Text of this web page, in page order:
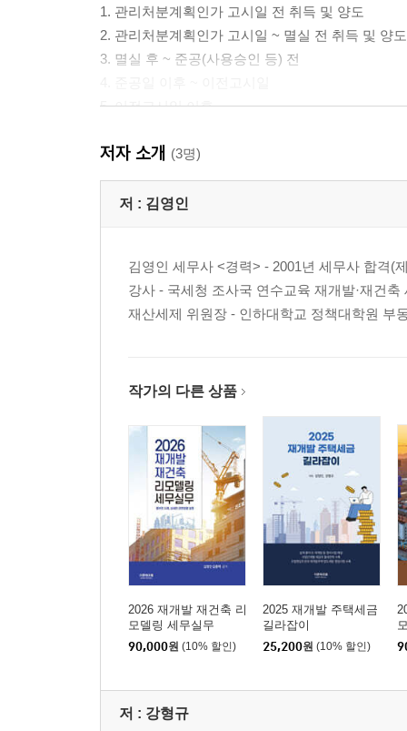
1. 관리처분계획인가 고시일 전 취득 및 양도
2. 관리처분계획인가 고시일 ~ 멸실 전 취득 및 양도
3. 멸실 후 ~ 준공(사용승인 등) 전
5. 이전고시일 이후
제3장
취득세 편
1. 기본 사항
4. 무주택자인 개인이 주택을 유상으로 취득 시 내
5. 하나의 주택등 보유 중 두번째 집을 살 때 내야하
6. 두 개의 주택등 보유 중 세번째 주택을 취득하는
9. 중과세 규정과 다주택 등 취득세 중과세 규정이
10. 장기일반민간임대주택 등에 대한 감면
11. 재개발 등 주택의 취득세
양도소득세 편
1. 기본 사항
2. 주택의 양도 시 비과세
3. 거주주택 양도 시 비과세 특례
4. 조합원입주권의 양도 시 비과세 특례
5. [일반주택 + 주택분양권] 보유 중 일반주택의 양
6. [일반주택 + 조합원입주권] 보유 중 일반주택 양
9. 조합원 입주권 또는 준공된 주택의 양도차익 산
저자 소개 (3명)
저 : 김영인
김영인 세무사 <경력> - 2001년 세무사 합격(
강사 - 국세청 조사국 연수교육 재개발·재건
재산세제 위원장 - 인하대학교 정책대학원 부
작가의 다른 상품
2026 재개발 재건축 리
모델링 세무실무
90,000원 (10% 할인)
2025 재개발 주택세금
길라잡이
25,200원 (10% 할인)
저 : 강형규